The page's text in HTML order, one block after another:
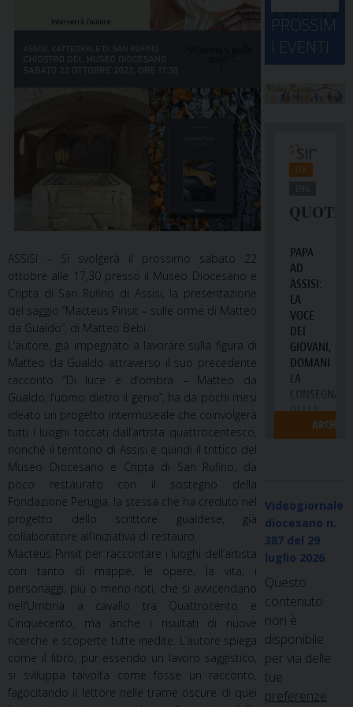
ASSISI – Si svolgerà il prossimo sabato 22
ottobre alle 17,30 presso il Museo Diocesano e
Cripta di San Rufino di Assisi, la presentazione
del saggio “Macteus Pinsit – sulle orme di Matteo
da Gualdo”, di Matteo Bebi.
L’autore, già impegnato a lavorare sulla figura di
Matteo da Gualdo attraverso il suo precedente
racconto
“Di luce e d’ombra – Matteo da
Gualdo, l’uomo dietro il genio”, ha da pochi mesi
ideato un progetto intermuseale che coinvolgerà
tutti i luoghi toccati dall’artista quattrocentesco,
nonché il territorio di Assisi e quindi il trittico del
Museo Diocesano e Cripta di San Rufino, da
poco restaurato con il sostegno della
Fondazione Perugia, la stessa che ha creduto nel
progetto dello scrittore gualdese, già
collaboratore all’iniziativa di restauro.
Macteus Pinsit per raccontare i luoghi dell’artista
con tanto di mappe, le opere, la vita, i
personaggi, più o meno noti, che si avvicendano
nell’Umbria a cavallo tra Quattrocento e
Cinquecento, ma anche i risultati di nuove
ricerche e scoperte tutte inedite. L’autore spiega
come il libro, pur essendo un lavoro saggistico,
si sviluppa talvolta come fosse un racconto,
fagocitando il lettore nelle trame oscure di quei
2
4
2
5
2
6
2
7
2
8
2
9
3
0
3
1 1 2 3 4 5 6
PROSSIM
I EVENTI
Videogiornale
diocesano n.
387 del 29
luglio 2026
Questo
contenuto
non è
disponibile
per via delle
tue
preferenze